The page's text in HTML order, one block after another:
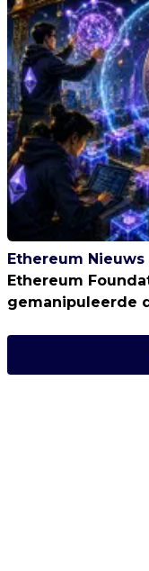
Ethereum Nieuws
Ethereum
gemanipuleerde